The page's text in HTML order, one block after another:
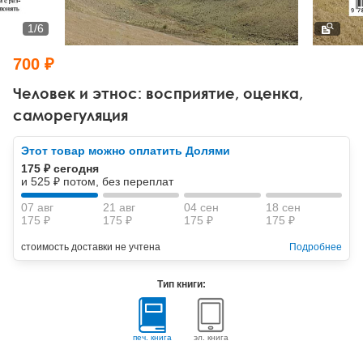
Тревожные расстройства, панические атаки
Психодрама
Другие направления психотерапии
Классический, эриксоновский гипноз и НЛП
НЛП
Психология труда и эргономика
Социальная психология
Социальная и организационная психология
Классический и юнгианский психоанализ
Человек и этнос: восприятие, оценка,
саморегуляция
1/6
700 ₽
Этот товар можно оплатить Долями
175 ₽ сегодня
и 525 ₽ потом, без переплат
07 авг
175 ₽
21 авг
175 ₽
04 сен
175 ₽
18 сен
175 ₽
стоимость доставки не учтена Подробнее
Тип книги:
печ. книга эл. книга